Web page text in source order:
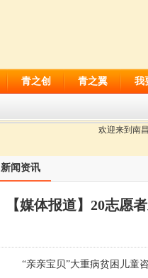
青之创 青之翼 我
欢迎来到南
新闻资讯
【媒体报道】20志愿
“亲亲宝贝”大重病贫困儿童